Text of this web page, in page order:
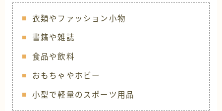
衣類やファッション小物
書籍や雑誌
食品や飲料
おもちゃやホビー
小型で軽量のスポーツ用品